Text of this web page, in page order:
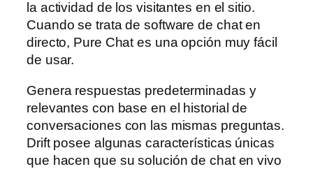
la actividad de los visitantes en el sitio.
Cuando se trata de software de chat en
directo, Pure Chat es una opción muy fácil
de usar.
Genera respuestas predeterminadas y
relevantes con base en el historial de
conversaciones con las mismas preguntas.
Drift posee algunas características únicas
que hacen que su solución de chat en vivo